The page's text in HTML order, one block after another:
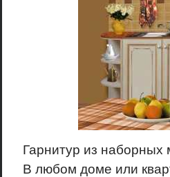
Гарнитур из наборных
В любом доме или